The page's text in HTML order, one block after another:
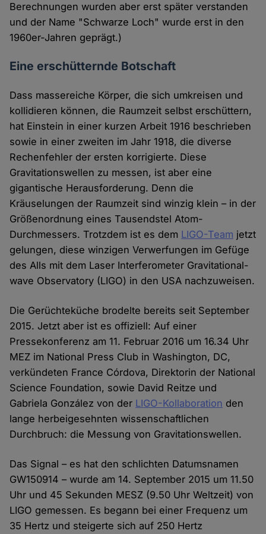
Berechnungen wurden aber erst später verstanden
und der Name "Schwarze Loch" wurde erst in den
1960er-Jahren geprägt.)
Eine erschütternde Botschaft
Dass massereiche Körper, die sich umkreisen und
kollidieren können, die Raumzeit selbst erschüttern,
hat Einstein in einer kurzen Arbeit 1916 beschrieben
sowie in einer zweiten im Jahr 1918, die diverse
Rechenfehler der ersten korrigierte. Diese
Gravitationswellen zu messen, ist aber eine
gigantische Herausforderung. Denn die
Kräuselungen der Raumzeit sind winzig klein – in der
Größenordnung eines Tausendstel Atom-
Durchmessers. Trotzdem ist es dem LIGO-Team jetzt
gelungen, diese winzigen Verwerfungen im Gefüge
des Alls mit dem Laser Interferometer Gravitational-
wave Observatory (LIGO) in den USA nachzuweisen.
Die Gerüchteküche brodelte bereits seit September
2015. Jetzt aber ist es offiziell: Auf einer
Pressekonferenz am 11. Februar 2016 um 16.34 Uhr
MEZ im National Press Club in Washington, DC,
verkündeten France Córdova, Direktorin der National
Science Foundation, sowie David Reitze und
Gabriela González von der LIGO-Kollaboration den
lange herbeigesehnten wissenschaftlichen
Durchbruch: die Messung von Gravitationswellen.
Das Signal – es hat den schlichten Datumsnamen
GW150914 – wurde am 14. September 2015 um 11.50
Uhr und 45 Sekunden MESZ (9.50 Uhr Weltzeit) von
LIGO gemessen. Es begann bei einer Frequenz um
35 Hertz und steigerte sich auf 250 Hertz